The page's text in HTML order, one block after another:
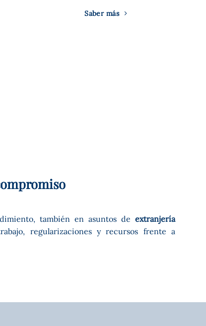
Saber más
también en asuntos de extranjería
regularizaciones y recursos frente a